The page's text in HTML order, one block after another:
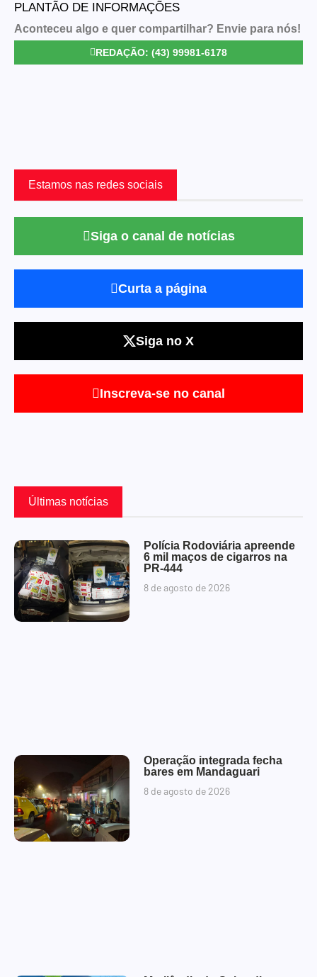
PLANTÃO DE INFORMAÇÕES
Aconteceu algo e quer compartilhar? Envie para nós!
REDAÇÃO: (43) 99981-6178
Estamos nas redes sociais
Siga o canal de notícias
Curta a página
Siga no X
Inscreva-se no canal
Últimas notícias
Polícia Rodoviária apreende
6 mil maços de cigarros na
PR-444
8 de agosto de 2026
Operação integrada fecha
bares em Mandaguari
8 de agosto de 2026